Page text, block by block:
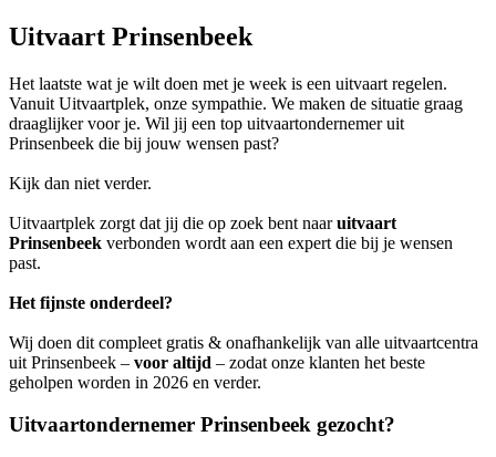
Uitvaart Prinsenbeek
Het laatste wat je wilt doen met je week is een uitvaart regelen.
Vanuit Uitvaartplek, onze sympathie. We maken de situatie graag
draaglijker voor je. Wil jij een top uitvaartondernemer uit
Prinsenbeek die bij jouw wensen past?
Kijk dan niet verder.
Uitvaartplek zorgt dat jij die op zoek bent naaruitvaart
Prinsenbeek verbonden wordt aan een expert die bij je wensen
past.
Het fijnste onderdeel?
Wij doen dit compleet gratis & onafhankelijk van alle uitvaartcentra
uit Prinsenbeek – voor altijd – zodat onze klanten het beste
geholpen worden in 2026 en verder.
Uitvaartondernemer Prinsenbeek gezocht?